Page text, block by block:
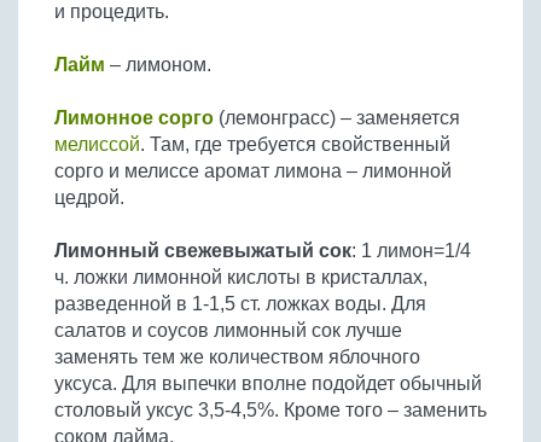
и процедить.
Лайм – лимоном.
Лимонное сорго (лемонграсс) – заменяется
мелиссой. Там, где требуется свойственный
сорго и мелиссе аромат лимона – лимонной
цедрой.
Лимонный свежевыжатый сок: 1 лимон=1/4
ч. ложки лимонной кислоты в кристаллах,
разведенной в 1-1,5 ст. ложках воды. Для
салатов и соусов лимонный сок лучше
заменять тем же количеством яблочного
уксуса. Для выпечки вполне подойдет обычный
столовый уксус 3,5-4,5%. Кроме того – заменить
соком лайма.